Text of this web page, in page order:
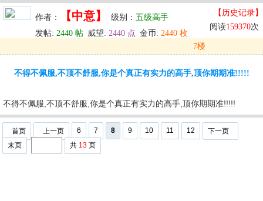
作者： 【中意】 级别： 五级高手
发帖: 2440 帖 威望: 2440 点 金币: 2440 枚
【历史记录】
阅读159370次
7楼
回复 u 编辑 u
不得不佩服,不顶不舒服,你是个真正有实力的高手,顶你期期准!!!!!
不得不佩服,不顶不舒服,你是个真正有实力的高手,顶你期期准!!!!!
首页 上一页 6 7 8 9 10 11 12
下一页
末页
共 13 页